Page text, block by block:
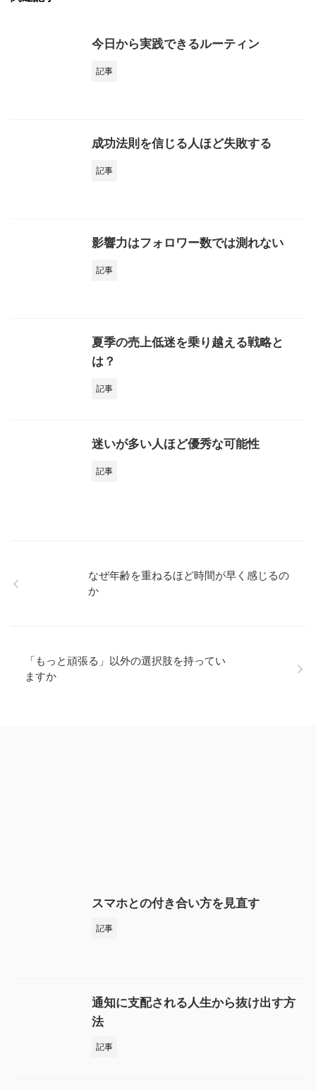
今日から実践できるルーティン
記事
成功法則を信じる人ほど失敗する
記事
影響力はフォロワー数では測れない
記事
夏季の売上低迷を乗り越える戦略と
は？
記事
迷いが多い人ほど優秀な可能性
記事
なぜ年齢を重ねるほど時間が早く感じるの
か
「もっと頑張る」以外の選択肢を持ってい
ますか
スマホとの付き合い方を見直す
記事
通知に支配される人生から抜け出す方
法
記事